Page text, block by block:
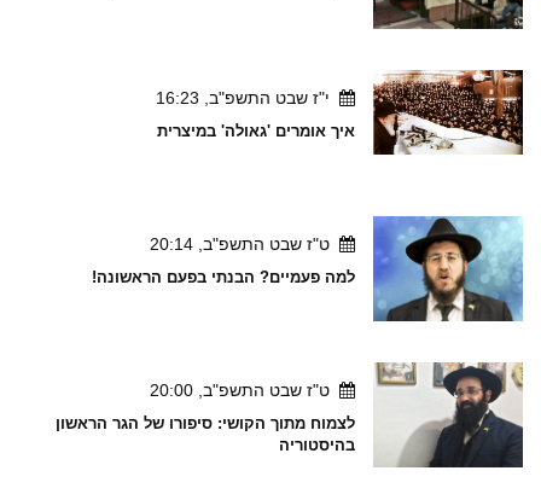
י"ז שבט התשפ"ב, 16:23
איך אומרים 'גאולה' במיצרית
ט"ז שבט התשפ"ב, 20:14
למה פעמיים? הבנתי בפעם הראשונה!
ט"ז שבט התשפ"ב, 20:00
לצמוח מתוך הקושי: סיפורו של הגר הראשון
בהיסטוריה